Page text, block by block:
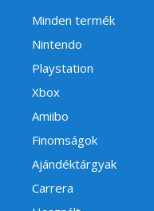
Minden termék
Nintendo
Playstation
Xbox
Amiibo
Finomságok
Ajándéktárgyak
Carrera